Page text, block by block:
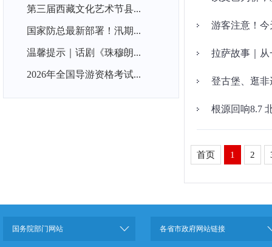
第三届西藏文化艺术节县...
国家防总最新部署！汛期...
温馨提示｜话剧《珠穆朗...
2026年全国导游资格考试...
游客注意！
拉萨故事｜从
登古堡、逛
根源回响8.7
首页 1 2
国务院部门网站 各省市政府网站链接